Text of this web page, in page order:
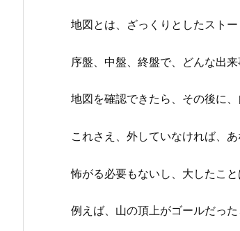
地図とは、ざっくりとしたストー
序盤、中盤、終盤で、どんな出来
地図を確認できたら、その後に
これさえ、外していなければ、
怖がる必要もないし、大したこと
例えば、山の頂上がゴールだった